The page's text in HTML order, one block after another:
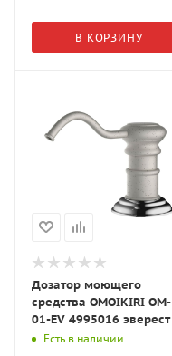
В КОРЗИНУ
Дозатор моющего
средства OMOIKIRI OM-
01-EV 4995016 эверест
Есть в наличии